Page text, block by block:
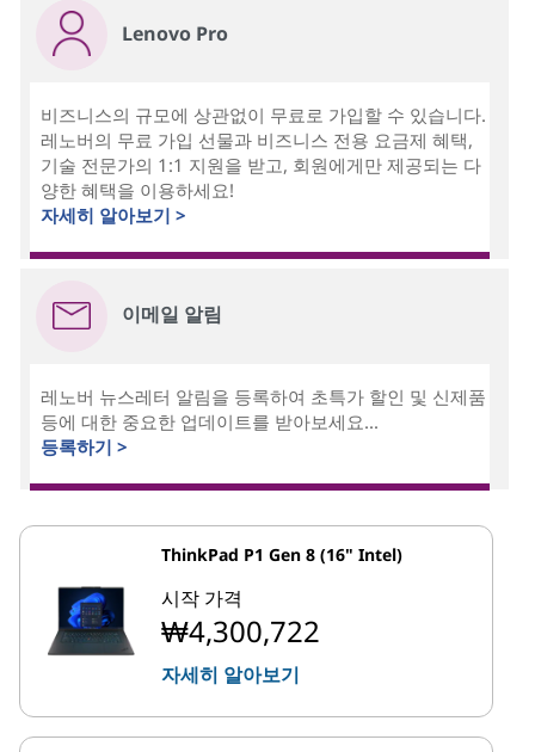
Lenovo Pro
비즈니스의 규모에 상관없이 무료로 가입할 수 있습니다.
레노버의 무료 가입 선물과 비즈니스 전용 요금제 혜택,
기술 전문가의 1:1 지원을 받고, 회원에게만 제공되는 다
양한 혜택을 이용하세요!
자세히 알아보기 >
이메일 알림
레노버 뉴스레터 알림을 등록하여 초특가 할인 및 신제품
등에 대한 중요한 업데이트를 받아보세요...
등록하기 >
ThinkPad P1 Gen 8 (16" Intel)
시작 가격
₩4,300,722
자세히 알아보기